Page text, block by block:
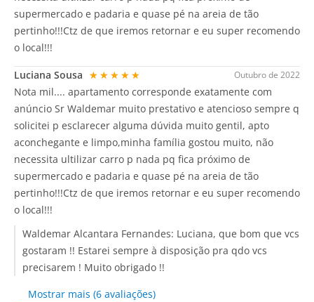
supermercado e padaria e quase pé na areia de tão
pertinho!!!Ctz de que iremos retornar e eu super recomendo
o local!!!
Outubro de 2022
Luciana Sousa ★★★★★
Nota mil.... apartamento corresponde exatamente com
anúncio Sr Waldemar muito prestativo e atencioso sempre q
solicitei p esclarecer alguma dúvida muito gentil, apto
aconchegante e limpo,minha família gostou muito, não
necessita ultilizar carro p nada pq fica próximo de
supermercado e padaria e quase pé na areia de tão
pertinho!!!Ctz de que iremos retornar e eu super recomendo
o local!!!
Waldemar Alcantara Fernandes: Luciana, que bom que vcs
gostaram !! Estarei sempre à disposição pra qdo vcs
precisarem ! Muito obrigado !!
Mostrar mais (6 avaliações)